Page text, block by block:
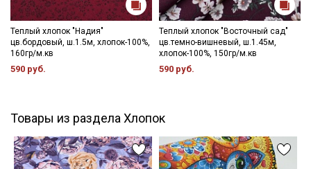
Теплый хлопок "Надия"
цв.бордовый, ш.1.5м, хлопок-100%,
160гр/м.кв
590 руб.
Теплый хлопок "Восточный сад"
цв.темно-вишневый, ш.1.45м,
хлопок-100%, 150гр/м.кв
590 руб.
Товары из раздела Хлопок